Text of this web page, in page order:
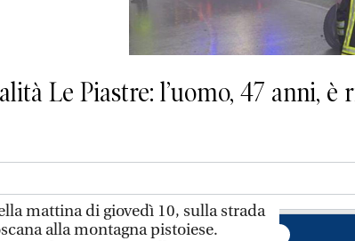
Le Piastre: l’uomo, 47 anni,
mattina di giovedì 10, sulla strada
alla montagna pistoiese.